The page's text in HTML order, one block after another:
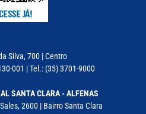
Silva, 700 | Centro
001 | Tel.: (35) 3701-9000
SANTA CLARA - ALFENAS
2600 | Bairro Santa Clara